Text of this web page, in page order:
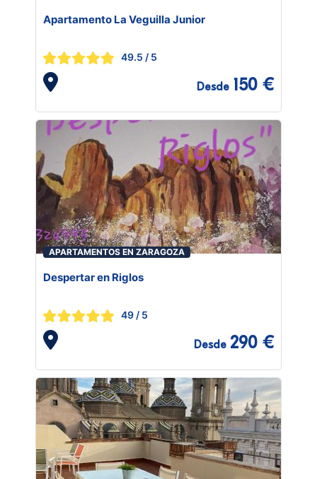
Apartamento La Veguilla Junior
49.5 / 5
Desde 150 €
APARTAMENTOS EN ZARAGOZA
Despertar en Riglos
49 / 5
Desde 290 €